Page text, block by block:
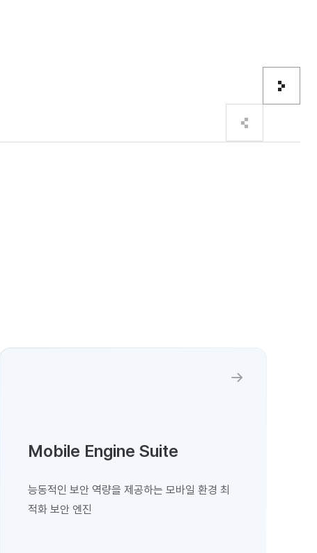
이전
다음
자세히 보기
Mobile Engine Suite
능동적인 보안 역량을 제공하는 모바일 환경 최
적화 보안 엔진